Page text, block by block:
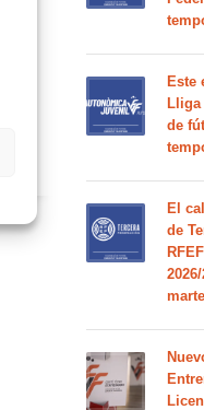
Este
Lliga
de
El
de